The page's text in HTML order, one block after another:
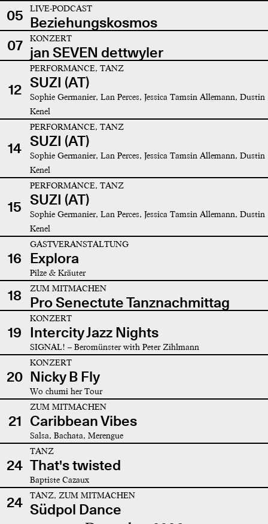
05 LIVE-PODCAST
Beziehungskosmos
07
KONZERT
jan SEVEN dettwyler
12
PERFORMANCE, TANZ
SUZI (AT)
Sophie Germanier, Lan Perces, Jessica Tamsin Allemann, Dustin
Kenel
14
PERFORMANCE, TANZ
SUZI (AT)
Sophie Germanier, Lan Perces, Jessica Tamsin Allemann, Dustin
Kenel
15
PERFORMANCE, TANZ
SUZI (AT)
Sophie Germanier, Lan Perces, Jessica Tamsin Allemann, Dustin
Kenel
16
GASTVERANSTALTUNG
Explora
Pilze & Kräuter
18 ZUM MITMACHEN
Pro Senectute Tanznachmittag
19
KONZERT
Intercity Jazz Nights
SIGNAL! – Beromünster with Peter Zihlmann
20
KONZERT
Nicky B Fly
Wo chumi her Tour
21
ZUM MITMACHEN
Caribbean Vibes
Salsa, Bachata, Merengue
24
TANZ
That's twisted
Baptiste Cazaux
24 TANZ, ZUM MITMACHEN
Südpol Dance